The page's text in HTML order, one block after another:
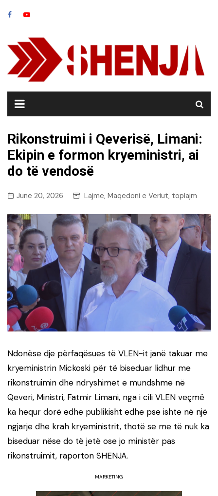
Rikonstruimi i Qeverisë, Limani:
Ekipin e formon kryeministri, ai
do të vendosë
June 20, 2026 Lajme, Maqedoni e Veriut, toplajm
Ndonëse dje përfaqësues të VLEN-it janë takuar me
kryeministrin Mickoski për të biseduar lidhur me
rikonstruimin dhe ndryshimet e mundshme në
Qeveri, Ministri, Fatmir Limani, nga i cili VLEN veçmë
ka hequr dorë edhe publikisht edhe pse ishte në një
ngjarje dhe krah kryeministrit, thotë se me të nuk ka
biseduar nëse do të jetë ose jo ministër pas
rikonstruimit, raporton SHENJA.
MARKETING